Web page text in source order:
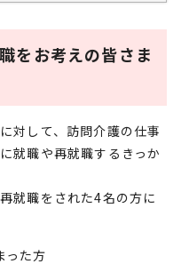
をお考えの皆さま
対して、訪問介護の仕事
就職や再就職するきっか
就職をされた4名の方に
った方